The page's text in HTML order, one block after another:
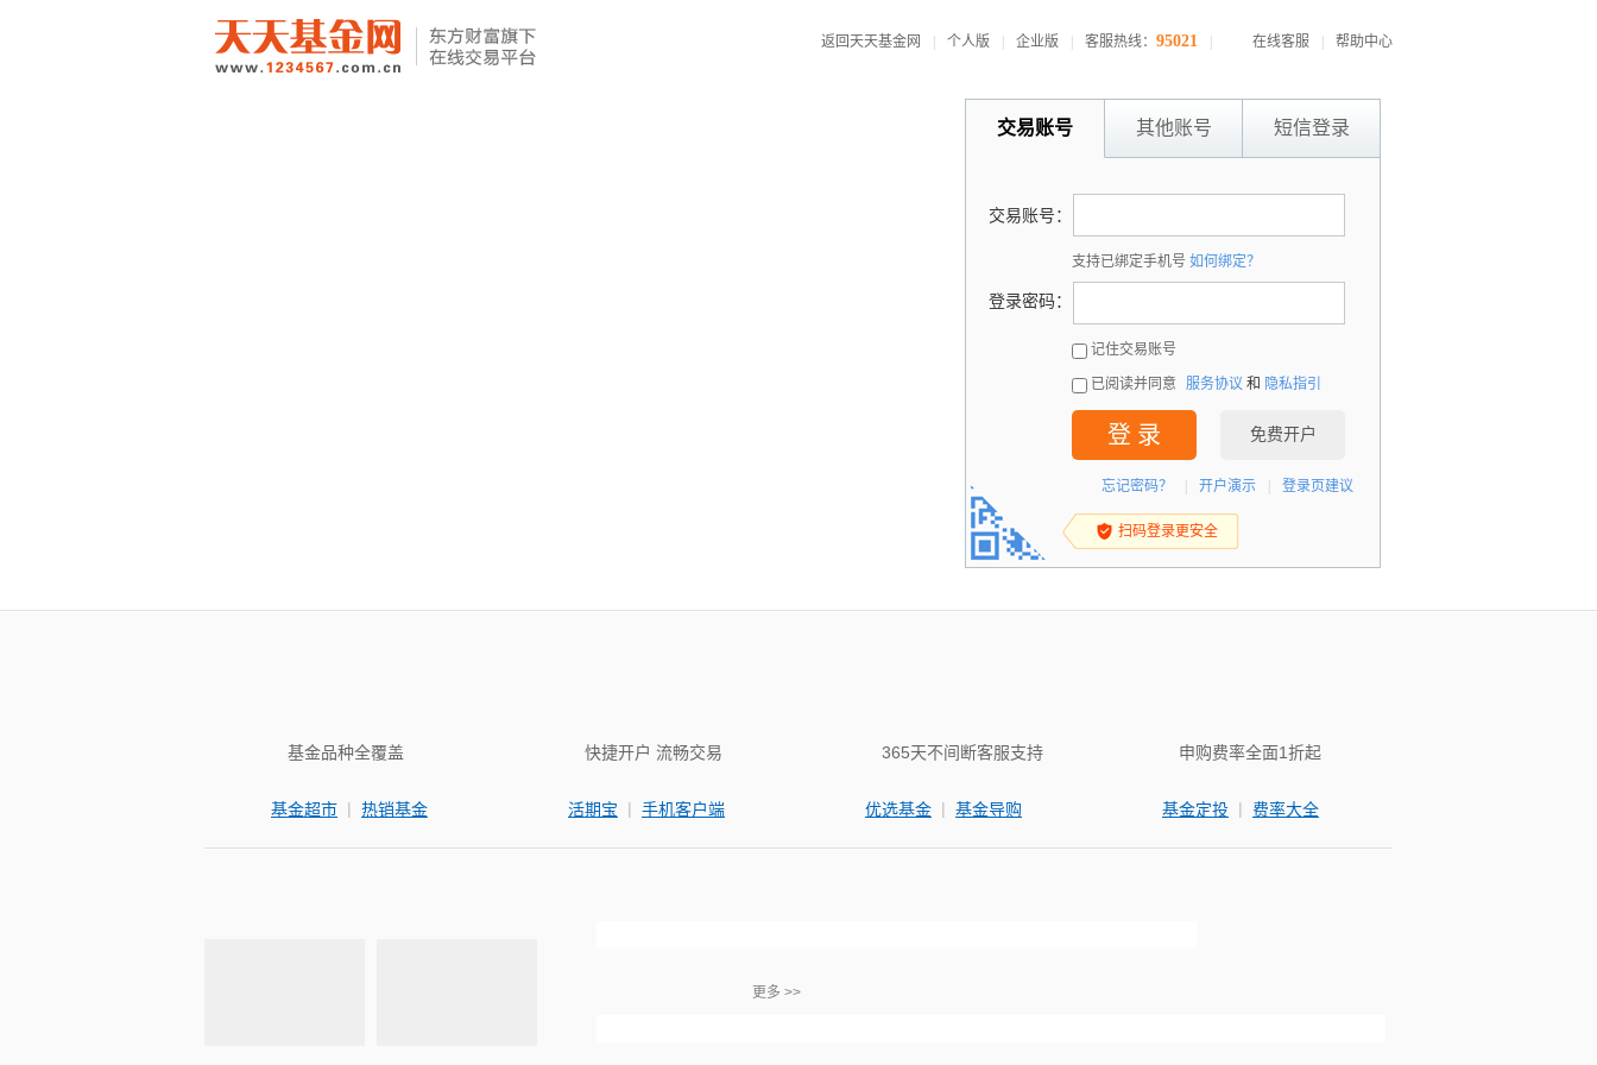
返回天天基金网 个人版 企业版 客服热线： 95021 在线客服 帮助中心
交易账号 其他账号 短信登录
交易账号：
支持已绑定手机号 如何绑定？
登录密码：
记住交易账号
已阅读并同意 服务协议 和 隐私指引
登 录 免费开户
忘记密码？ 开户演示 登录页建议
扫码登录更安全
基金品种全覆盖
基金超市 | 热销基金
快捷开户 流畅交易
活期宝 | 手机客户端
365天不间断客服支持
优选基金 | 基金导购
申购费率全面1折起
基金定投 | 费率大全
更多 >>